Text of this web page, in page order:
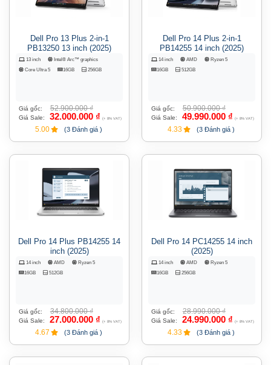
Dell Pro 13 Plus 2-in-1
PB13250 13 inch (2025)
13 inch
Intel® Arc™ graphics
Core Ultra 5
16GB 256GB
Giá gốc: 52.900.000₫
Giá Sale: 32.000.000 ₫ (+ 8% VAT)
5.00 (3 Đánh giá )
Dell Pro 14 Plus 2-in-1
PB14255 14 inch (2025)
14 inch AMD
Ryzen 5
16GB
512GB
Giá gốc: 50.900.000₫
Giá Sale: 49.990.000 ₫ (+ 8% VAT)
4.33 (3 Đánh giá )
Dell Pro 14 Plus PB14255 14
inch (2025)
14 inch AMD
Ryzen 5
16GB
512GB
Giá gốc: 34.800.000₫
Giá Sale: 27.000.000 ₫ (+ 8% VAT)
4.67 (3 Đánh giá )
Dell Pro 14 PC14255 14 inch
(2025)
14 inch AMD
Ryzen 5
16GB
256GB
Giá gốc: 28.990.000₫
Giá Sale: 24.990.000 ₫ (+ 8% VAT)
4.33 (3 Đánh giá )